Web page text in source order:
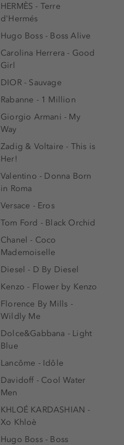
HERMÈS - Terre
d'Hermés
Hugo Boss - Boss Alive
Carolina Herrera - Good
Girl
DIOR - Sauvage
Rabanne - 1 Million
Giorgio Armani - My
Way
Zadig & Voltaire - This is
Her!
Valentino - Donna Born
in Roma
Versace - Eros
Tom Ford - Black Orchid
Chanel - Coco
Mademoiselle
Diesel - D By Diesel
Kenzo - Flower by Kenzo
Florence By Mills -
Wildly Me
Dolce&Gabbana - Light
Blue
Lancôme - Idôle
Davidoff - Cool Water
Men
KHLOÉ KARDASHIAN -
Xo Khloè
Hugo Boss - Boss